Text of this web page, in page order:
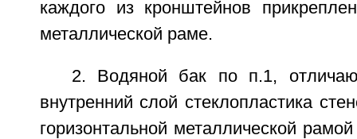
каждого из кронштейнов
металлической раме.
2. Водяной бак по п.1,
внутренний слой стеклопластика
горизонтальной металлической